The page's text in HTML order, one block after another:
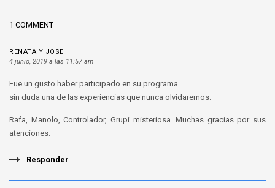
1 COMMENT
RENATA Y JOSE
4 junio, 2019 a las 11:57 am
Fue un gusto haber participado en su programa.
sin duda una de las experiencias que nunca olvidaremos.
Rafa, Manolo, Controlador, Grupi misteriosa. Muchas gracias por sus
atenciones.
Responder